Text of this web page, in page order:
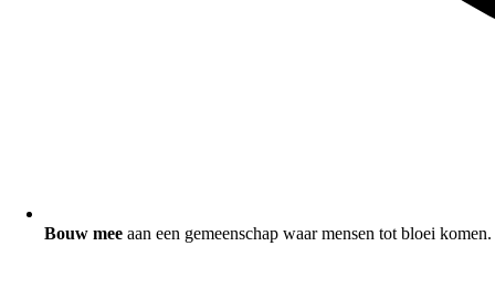
Bouw mee aan een gemeenschap waar mensen tot bloei komen.